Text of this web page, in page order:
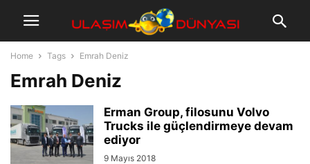
Home Tags Emrah Deniz
Emrah Deniz
Erman Group, filosunu Volvo
Trucks ile güçlendirmeye devam
ediyor
9 Mayıs 2018